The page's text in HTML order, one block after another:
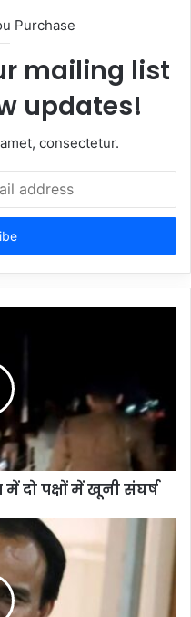
Purchase
mailing list
updates!
consectetur.
में दो पक्षों में खूनी संघर्ष